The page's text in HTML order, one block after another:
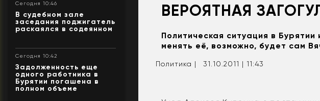
Сегодня 10:46
В судебном зале
заседания поджигатель
раскаялся в содеянном
Сегодня 10:42
Задолженность еще
одного работника в
Бурятии погашена в
полном объеме
ВЕРОЯТНАЯ
Политическая ситуация в
менять её, возможно, будет сам
Политика | 31.10.2011 | 11:43